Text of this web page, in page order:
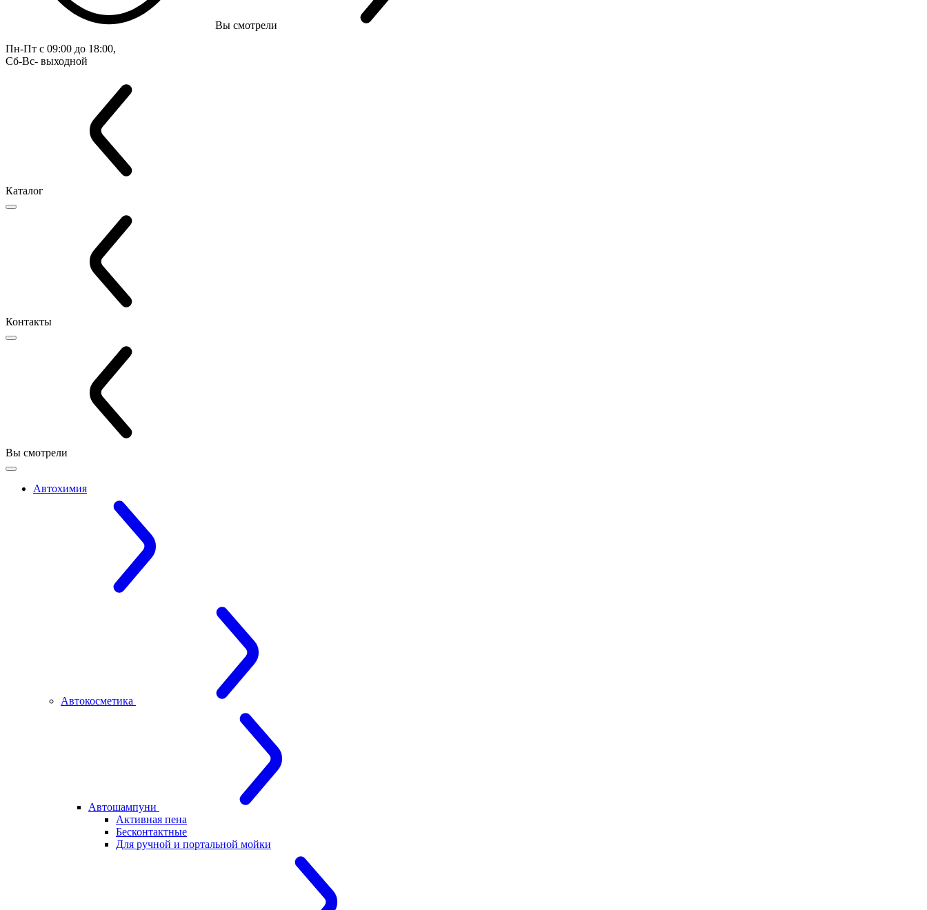
Вы смотрели
Пн-Пт с 09:00 до 18:00,
Сб-Вс- выходной
Каталог
Контакты
Вы смотрели
Автохимия
Автокосметика
Автошампуни
Активная пена
Бесконтактные
Для ручной и портальной мойки